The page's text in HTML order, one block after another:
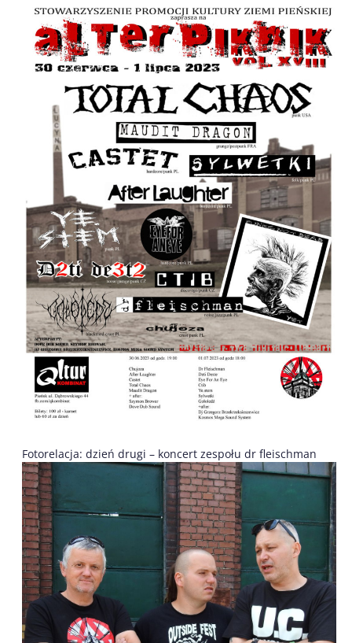
Fotorelacja: dzień drugi – koncert zespołu dr fleischman